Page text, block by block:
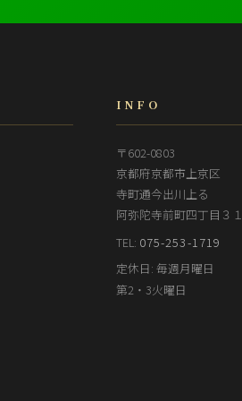
INFO
〒602-0803
京都府京都市上京区
寺町通今出川上る
阿弥陀寺前町四丁目３１
TEL: 075-253-1719
定休日: 毎週月曜日
第2・3火曜日